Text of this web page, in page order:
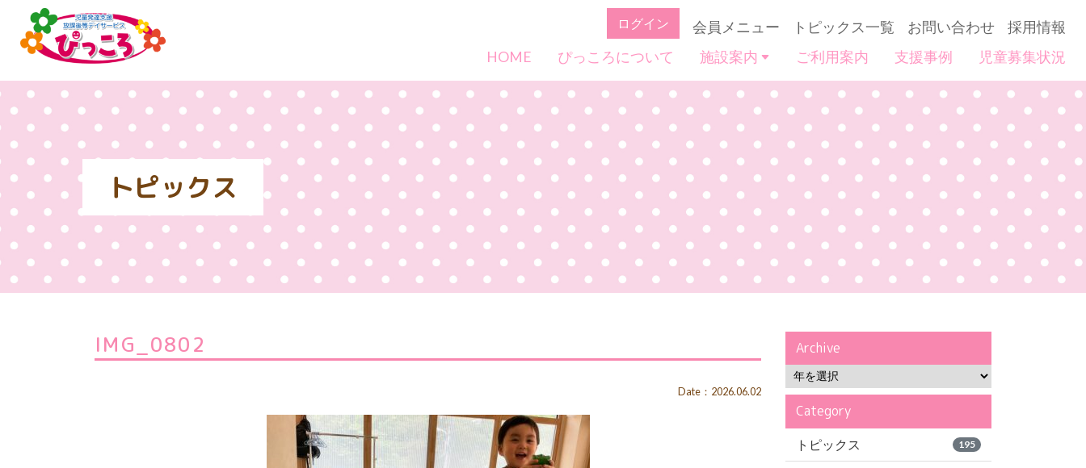
ログイン 会員メニュー トピックス一覧 お問い合わせ
採用情報
HOME
ぴっころについて 施設案内 ご利用案内 支援事例 児童募集状況
トピックス
IMG_0802
Date：2026.06.02
Archive
Category
トピックス 195